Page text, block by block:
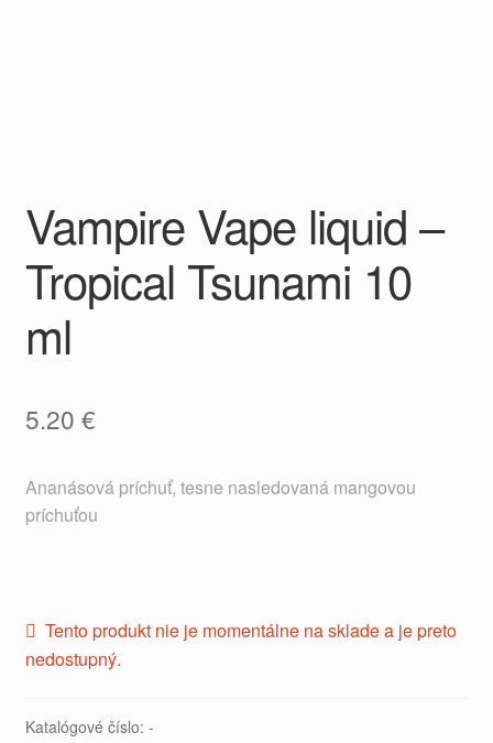
Vampire Vape liquid –
Tropical Tsunami 10
ml
5.20 €
Ananásová príchuť, tesne nasledovaná mangovou
príchuťou
Tento produkt nie je momentálne na sklade a je preto
nedostupný.
Katalógové číslo: -